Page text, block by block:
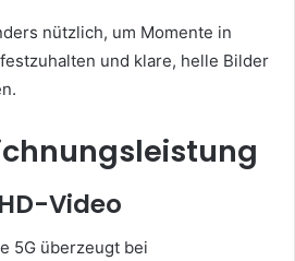
nützlich, um Momente in
und klare, helle Bilder
Video
5G überzeugt bei